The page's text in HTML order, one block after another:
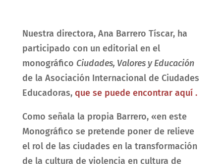
Nuestra directora, Ana Barrero Tíscar, ha
participado con un editorial en el
monográfico Ciudades, Valores y Educación
de la Asociación Internacional de Ciudades
Educadoras, que se puede encontrar aquí .
Como señala la propia Barrero, «en este
Monográfico se pretende poner de relieve
el rol de las ciudades en la transformación
de la cultura de violencia en cultura de